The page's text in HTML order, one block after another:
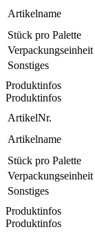
Artikelname
Stück pro Palette
Verpackungseinheit
Sonstiges
Produktinfos
Produktinfos
ArtikelNr.
Artikelname
Stück pro Palette
Verpackungseinheit
Sonstiges
Produktinfos
Produktinfos